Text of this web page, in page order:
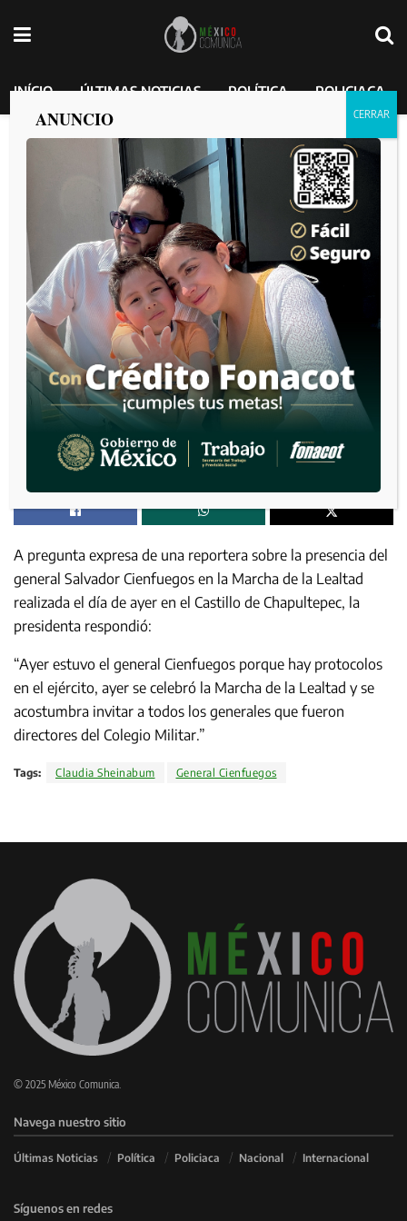
INÍCIO ÚLTIMAS NOTICIAS POLÍTICA POLICIACA
El general Salvador Cienfuegos está
absuelto de cargos por parte de Estados
Unidos: Claudia Sheinbaum Pardo
MEXICO COMUNICA 2025-02-10
A pregunta expresa de una reportera sobre la presencia del
general Salvador Cienfuegos en la Marcha de la Lealtad
realizada el día de ayer en el Castillo de Chapultepec, la
presidenta respondió:
“Ayer estuvo el general Cienfuegos porque hay protocolos
en el ejército, ayer se celebró la Marcha de la Lealtad y se
acostumbra invitar a todos los generales que fueron
directores del Colegio Militar.”
Tags: Claudia Sheinabum General Cienfuegos
© 2025 México Comunica.
Navega nuestro sitio
Últimas Noticias Política Policiaca Nacional Internacional
Síguenos en redes
ANUNCIO